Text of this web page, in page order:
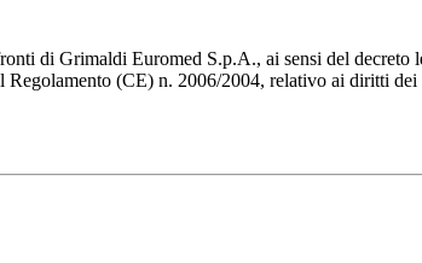
di Grimaldi Euromed S.p.A., ai sensi del
(CE) n. 2006/2004, relativo ai diritti